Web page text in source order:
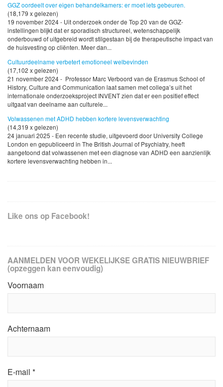
GGZ oordeelt over eigen behandelkamers: er moet iets gebeuren.
(18,179 x gelezen)
19 november 2024 - Uit onderzoek onder de Top 20 van de GGZ-
instellingen blijkt dat er sporadisch structureel, wetenschappelijk
onderbouwd of uitgebreid wordt stilgestaan bij de therapeutische impact van
de huisvesting op cliënten. Meer dan...
Cultuurdeelname verbetert emotioneel welbevinden
(17,102 x gelezen)
21 november 2024 - Professor Marc Verboord van de Erasmus School of
History, Culture and Communication laat samen met collega’s uit het
internationale onderzoeksproject INVENT zien dat er een positief effect
uitgaat van deelname aan culturele...
Volwassenen met ADHD hebben kortere levensverwachting
(14,319 x gelezen)
24 januari 2025 - Een recente studie, uitgevoerd door University College
London en gepubliceerd in The British Journal of Psychiatry, heeft
aangetoond dat volwassenen met een diagnose van ADHD een aanzienlijk
kortere levensverwachting hebben in...
Like ons op Facebook!
AANMELDEN VOOR WEKELIJKSE GRATIS NIEUWBRIEF
(opzeggen kan eenvoudig)
Voornaam
Achternaam
E-mail *